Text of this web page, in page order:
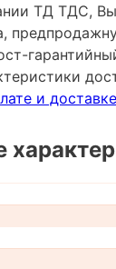
ТД ТДС,
и доставке